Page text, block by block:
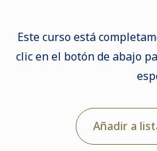
Este curso está
clic en el botón de abajo
Añadir a